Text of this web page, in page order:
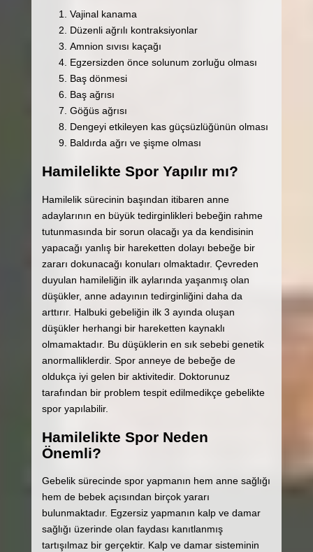
Vajinal kanama
Düzenli ağrılı kontraksiyonlar
Amnion sıvısı kaçağı
Egzersizden önce solunum zorluğu olması
Baş dönmesi
Baş ağrısı
Göğüs ağrısı
Dengeyi etkileyen kas güçsüzlüğünün olması
Baldırda ağrı ve şişme olması
Hamilelikte Spor Yapılır mı?
Hamilelik sürecinin başından itibaren anne
adaylarının en büyük tedirginlikleri bebeğin rahme
tutunmasında bir sorun olacağı ya da kendisinin
yapacağı yanlış bir hareketten dolayı bebeğe bir
zararı dokunacağı konuları olmaktadır. Çevreden
duyulan hamileliğin ilk aylarında yaşanmış olan
düşükler, anne adayının tedirginliğini daha da
arttırır. Halbuki gebeliğin ilk 3 ayında oluşan
düşükler herhangi bir hareketten kaynaklı
olmamaktadır. Bu düşüklerin en sık sebebi genetik
anormalliklerdir. Spor anneye de bebeğe de
oldukça iyi gelen bir aktivitedir. Doktorunuz
tarafından bir problem tespit edilmedikçe gebelikte
spor yapılabilir.
Hamilelikte Spor Neden
Önemli?
Gebelik sürecinde spor yapmanın hem anne sağlığı
hem de bebek açısından birçok yararı
bulunmaktadır. Egzersiz yapmanın kalp ve damar
sağlığı üzerinde olan faydası kanıtlanmış
tartışılmaz bir gerçektir. Kalp ve damar sisteminin